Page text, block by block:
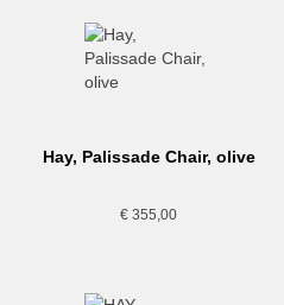
Hay, Palissade Chair, olive
€ 355,00